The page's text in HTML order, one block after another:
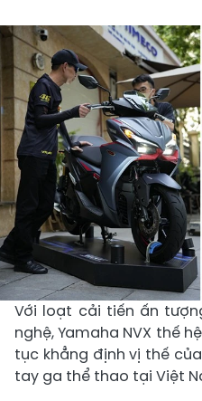
Với loạt cải tiến ấn
nghệ, Yamaha NVX thế
tục khẳng định vị thế
tay ga thể thao tại Việt